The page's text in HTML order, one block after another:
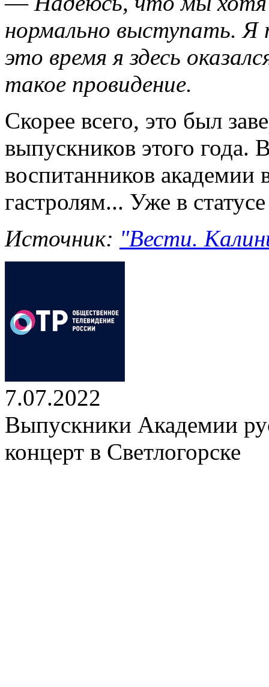
нормально выступать. Я
это время я здесь
такое провидение.
Скорее всего, это был
выпускников этого года.
воспитанников академии
гастролям... Уже в
Источник: "Вести.
7.07.2022
Выпускники Академии
концерт в Светлогорске